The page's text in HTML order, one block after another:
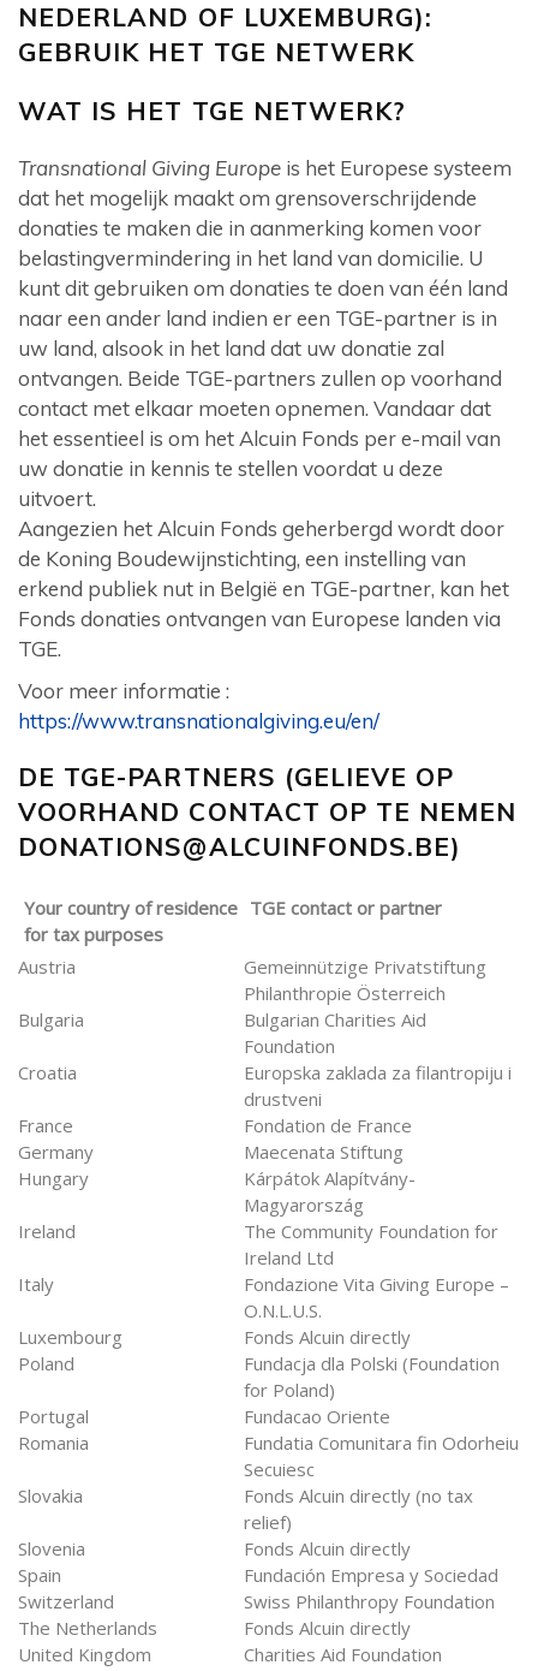
NEDERLAND OF LUXEMBURG):
GEBRUIK HET TGE NETWERK
WAT IS HET TGE NETWERK?
Transnational Giving Europe is het Europese systeem
dat het mogelijk maakt om grensoverschrijdende
donaties te maken die in aanmerking komen voor
belastingvermindering in het land van domicilie. U
kunt dit gebruiken om donaties te doen van één land
naar een ander land indien er een TGE-partner is in
uw land, alsook in het land dat uw donatie zal
ontvangen. Beide TGE-partners zullen op voorhand
contact met elkaar moeten opnemen. Vandaar dat
het essentieel is om het Alcuin Fonds per e-mail van
uw donatie in kennis te stellen voordat u deze
uitvoert.
Aangezien het Alcuin Fonds geherbergd wordt door
de Koning Boudewijnstichting, een instelling van
erkend publiek nut in België en TGE-partner, kan het
Fonds donaties ontvangen van Europese landen via
TGE.
Voor meer informatie :
https://www.transnationalgiving.eu/en/
DE TGE-PARTNERS (GELIEVE OP
VOORHAND CONTACT OP TE NEMEN
DONATIONS@ALCUINFONDS.BE)
Your country of residence
for tax purposes
TGE contact or partner
Austria
Gemeinnützige Privatstiftung
Philanthropie Österreich
Bulgaria
Bulgarian Charities Aid
Foundation
Croatia
Europska zaklada za filantropiju i
drustveni
France
Fondation de France
Germany
Maecenata Stiftung
Hungary
Kárpátok Alapítvány-
Magyarország
Ireland
The Community Foundation for
Ireland Ltd
Italy
Fondazione Vita Giving Europe –
O.N.L.U.S.
Luxembourg
Fonds Alcuin directly
Poland
Fundacja dla Polski (Foundation
for Poland)
Portugal
Fundacao Oriente
Romania
Fundatia Comunitara fin Odorheiu
Secuiesc
Slovakia
Fonds Alcuin directly (no tax
relief)
Slovenia
Fonds Alcuin directly
Spain
Fundación Empresa y Sociedad
Switzerland
Swiss Philanthropy Foundation
The Netherlands
Fonds Alcuin directly
United Kingdom
Charities Aid Foundation